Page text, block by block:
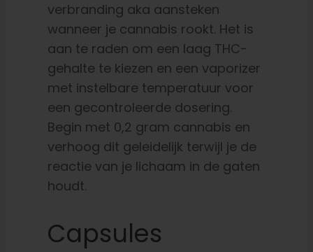
verbranding aka aansteken
wanneer je cannabis rookt. Het is
aan te raden om een laag THC-
gehalte te kiezen en een vaporizer
met instelbare temperatuur voor
een gecontroleerde dosering.
Begin met 0,2 gram cannabis en
verhoog dit geleidelijk terwijl je de
reactie van je lichaam in de gaten
houdt.
Capsules